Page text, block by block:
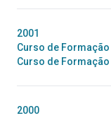
2001
Curso de
Curso de Formação
2000